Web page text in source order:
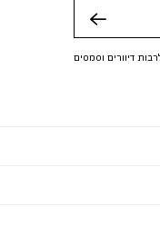
דיוורים וסמסים